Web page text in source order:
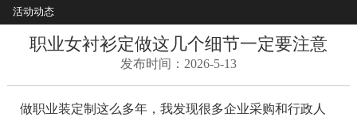
活动动态
职业女衬衫定做这几个细节一定要注意
发布时间：2026-5-13
做职业装定制这么多年，我发现很多企业采购和行政人